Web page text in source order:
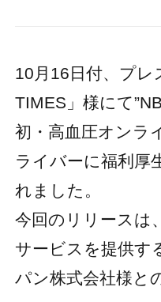
10月16日付、プ
TIMES」様にて
初・高血圧オンラ
ライバーに福利厚
れました。
今回のリリースは
サービスを提供す
パン株式会社様と